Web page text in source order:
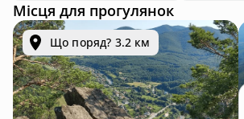
Місця для прогулянок
Що поряд? 3.2 км